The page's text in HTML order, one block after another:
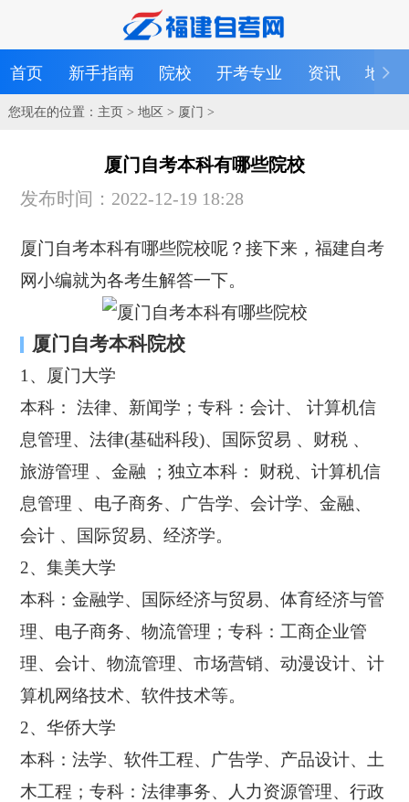
首页 新手指南 院校 开考专业 资讯 地区
您现在的位置： 主页> 地区 > 厦门 >
厦门自考本科有哪些院校
发布时间：2022-12-19 18:28
厦门自考本科有哪些院校呢？接下来，福建自考
网小编就为各考生解答一下。
厦门自考本科院校
1、厦门大学
本科： 法律、新闻学；专科：会计、 计算机信
息管理、法律(基础科段)、国际贸易 、财税 、
旅游管理 、金融 ；独立本科： 财税、计算机信
息管理 、电子商务、广告学、会计学、金融、
会计 、国际贸易、经济学。
2、集美大学
本科：金融学、国际经济与贸易、体育经济与管
理、电子商务、物流管理；专科：工商企业管
理、会计、物流管理、市场营销、动漫设计、计
算机网络技术、软件技术等。
2、华侨大学
本科：法学、软件工程、广告学、产品设计、土
木工程；专科：法律事务、人力资源管理、行政